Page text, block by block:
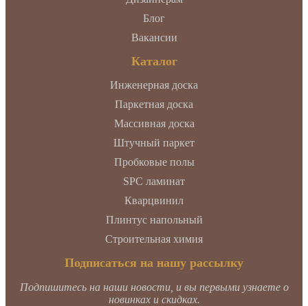
Блог
Вакансии
Каталог
Инженерная доска
Паркетная доска
Массивная доска
Штучный паркет
Пробковые полы
SPC ламинат
Кварцвинил
Плинтус напольный
Строительная химия
Подписаться на нашу рассылку
Подпишитесь на наши новости, и вы первыми узнаете о
новинках и скидках.